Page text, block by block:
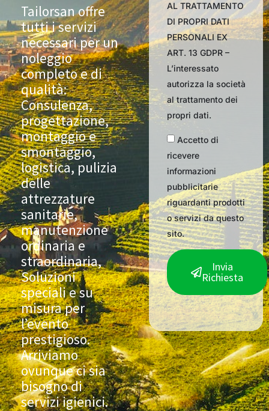
Tailorsan offre
tutti i servizi
necessari per un
noleggio
completo e di
qualità:
Consulenza,
progettazione,
montaggio e
smontaggio,
logistica, pulizia
delle
attrezzature
sanitarie,
manutenzione
ordinaria e
straordinaria,
Soluzioni
speciali e su
misura per
l’evento
prestigioso.
Arriviamo
ovunque ci sia
bisogno di
servizi igienici.
AL TRATTAMENTO
DI PROPRI DATI
PERSONALI EX
ART. 13 GDPR –
L’interessato
autorizza la società
al trattamento dei
propri dati.
Accetto di
ricevere
informazioni
pubblicitarie
riguardanti prodotti
o servizi da questo
sito.
Invia
Richiesta